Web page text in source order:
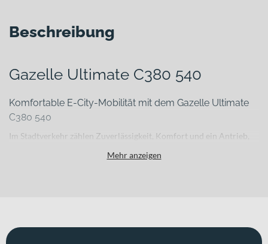
Beschreibung
Gazelle Ultimate C380 540
Komfortable E‑City-Mobilität mit dem Gazelle Ultimate
C380 540
Im Stadtverkehr zählen Zuverlässigkeit, Komfort und ein Antrieb,
Das Gazelle Ultimate C380 540 wurde genau dafür entwickelt: als
Mehr anzeigen